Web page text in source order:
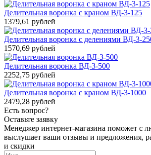
Делительная воронка с краном ВД-3-125
1379,61 рублей
Делительная воронка с делениями ВД-3-
1570,69 рублей
Делительная воронка ВД-3-500
2252,75 рублей
Делительная воронка с краном ВД-3-1000
2479,28 рублей
Есть вопрос?
Оставьте заявку
Менеджер интернет-магазина поможет с
выслушает ваши отзывы и предложения,
и скидки